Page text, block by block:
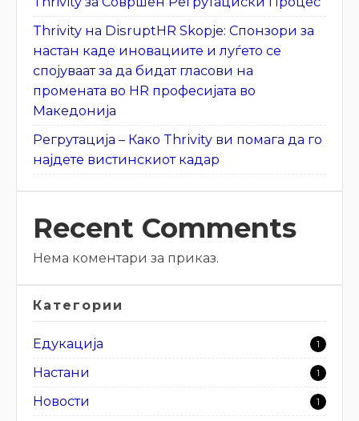
Thrivity на DisruptHR Skopje: Спонзори за
настан каде иновациите и луѓето се
спојуваат за да бидат гласови на
промената во HR професијата во
Македонија
Регрутација – Како Thrivity ви помага да го
најдете вистинскиот кадар
Recent Comments
Нема коментари за приказ.
Категории
Едукација 1
Настани 1
Новости 1